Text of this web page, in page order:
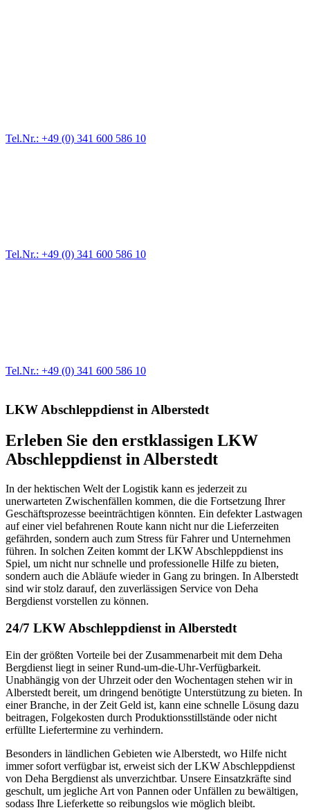
Tel.Nr.: +49 (0) 341 600 586 10
Tel.Nr.: +49 (0) 341 600 586 10
Tel.Nr.: +49 (0) 341 600 586 10
LKW Abschleppdienst in Alberstedt
Erleben Sie den erstklassigen LKW
Abschleppdienst in Alberstedt
In der hektischen Welt der Logistik kann es jederzeit zu
unerwarteten Zwischenfällen kommen, die die Fortsetzung Ihrer
Geschäftsprozesse beeinträchtigen könnten. Ein defekter Lastwagen
auf einer viel befahrenen Route kann nicht nur die Lieferzeiten
gefährden, sondern auch zum Stress für Fahrer und Unternehmen
führen. In solchen Zeiten kommt der LKW Abschleppdienst ins
Spiel, um nicht nur schnelle und professionelle Hilfe zu bieten,
sondern auch die Abläufe wieder in Gang zu bringen. In Alberstedt
sind wir stolz darauf, den zuverlässigen Service von Deha
Bergdienst vorstellen zu können.
24/7 LKW Abschleppdienst in Alberstedt
Ein der größten Vorteile bei der Zusammenarbeit mit dem Deha
Bergdienst liegt in seiner Rund-um-die-Uhr-Verfügbarkeit.
Unabhängig von der Uhrzeit oder den Wochentagen stehen wir in
Alberstedt bereit, um dringend benötigte Unterstützung zu bieten. In
einer Branche, in der Zeit Geld ist, kann eine schnelle Lösung dazu
beitragen, Folgekosten durch Produktionsstillstände oder nicht
erfüllte Liefertermine zu verhindern.
Besonders in ländlichen Gebieten wie Alberstedt, wo Hilfe nicht
immer sofort verfügbar ist, erweist sich der LKW Abschleppdienst
von Deha Bergdienst als unverzichtbar. Unsere Einsatzkräfte sind
geschult, um jegliche Art von Pannen oder Unfällen zu bewältigen,
sodass Ihre Lieferkette so reibungslos wie möglich bleibt.